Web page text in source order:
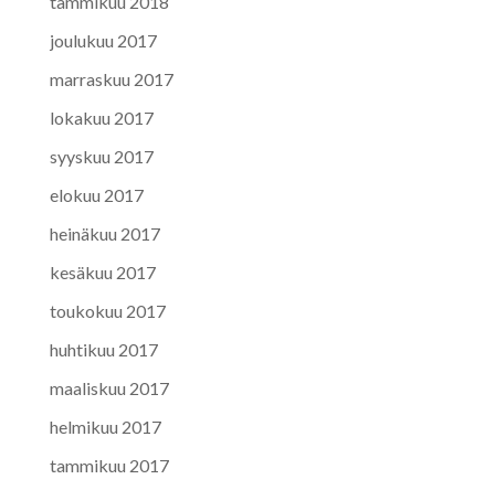
joulukuu 2017
marraskuu 2017
lokakuu 2017
syyskuu 2017
elokuu 2017
heinäkuu 2017
kesäkuu 2017
toukokuu 2017
huhtikuu 2017
maaliskuu 2017
helmikuu 2017
tammikuu 2017